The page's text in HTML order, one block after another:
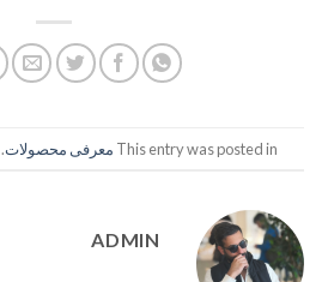
This entry was posted in معرفی محصولات. Bookmark the
ADMIN